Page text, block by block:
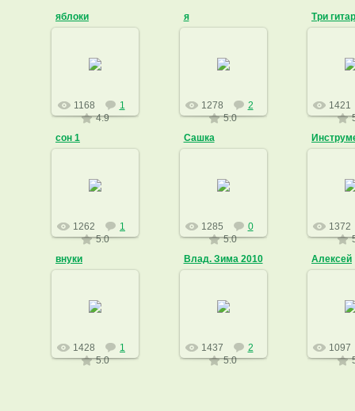
яблоки
1168
1
4.9
я
1278
2
5.0
1421
сон 1
1262
1
5.0
Сашка
Открылась
Болдинская
Болдинстрит
128...
1285
0
5.0
1372
внуки
1428
1
5.0
Влад. Зима 2010
Коварство
природы....накануне
1437
2
5.0
Алексей
1097